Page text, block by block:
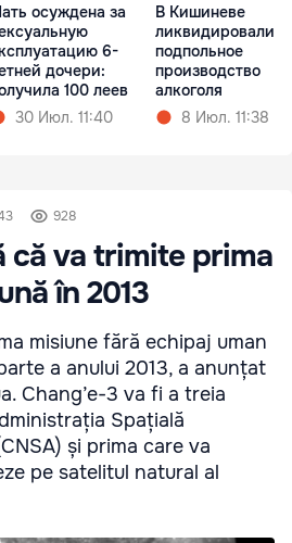
осуждена за
6-
дочери:
100 леев
30 Июл. 11:40
В Кишиневе
ликвидировали
подпольное
производство
алкоголя
8 Июл. 11:38
928
că va trimite prima
în 2013
misiune fără echipaj uman
a anului 2013, a anunțat
Chang’e-3 va fi a treia
Spațială
și prima care va
pe satelitul natural al